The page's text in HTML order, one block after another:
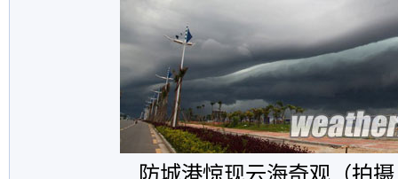
防城港惊现云海奇观（拍